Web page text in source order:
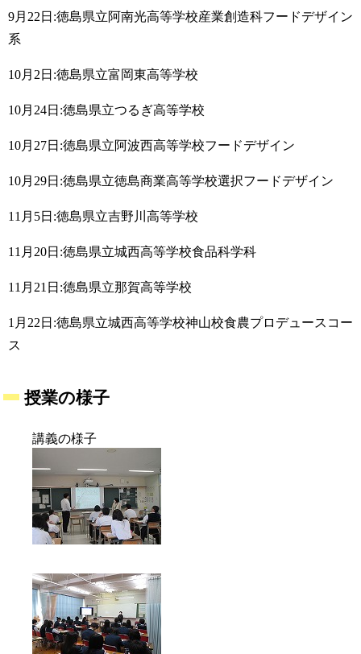
9月22日:徳島県立阿南光高等学校産業創造科フードデザイン
系
10月2日:徳島県立富岡東高等学校
10月24日:徳島県立つるぎ高等学校
10月27日:徳島県立阿波西高等学校フードデザイン
10月29日:徳島県立徳島商業高等学校選択フードデザイン
11月5日:徳島県立吉野川高等学校
11月20日:徳島県立城西高等学校食品科学科
11月21日:徳島県立那賀高等学校
1月22日:徳島県立城西高等学校神山校食農プロデュースコー
ス
授業の様子
講義の様子